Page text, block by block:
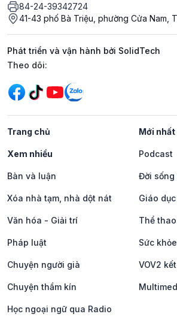
84-24-39342724
41-43 phố Bà Triệu, phường Cửa Nam,
Phát triển và vận hành bởi SolidTech
Mạng xã hội
Theo dõi:
Trang chủ Mới nhất
Xem nhiều Podcast
Bàn và luận Đời sống
Xóa nhà tạm, nhà dột nát Giáo
Văn hóa - Giải trí Thể thao
Pháp luật Sức khỏe
Chuyện người già VOV2
Chuyện thầm kín
Học ngoại ngữ qua Radio